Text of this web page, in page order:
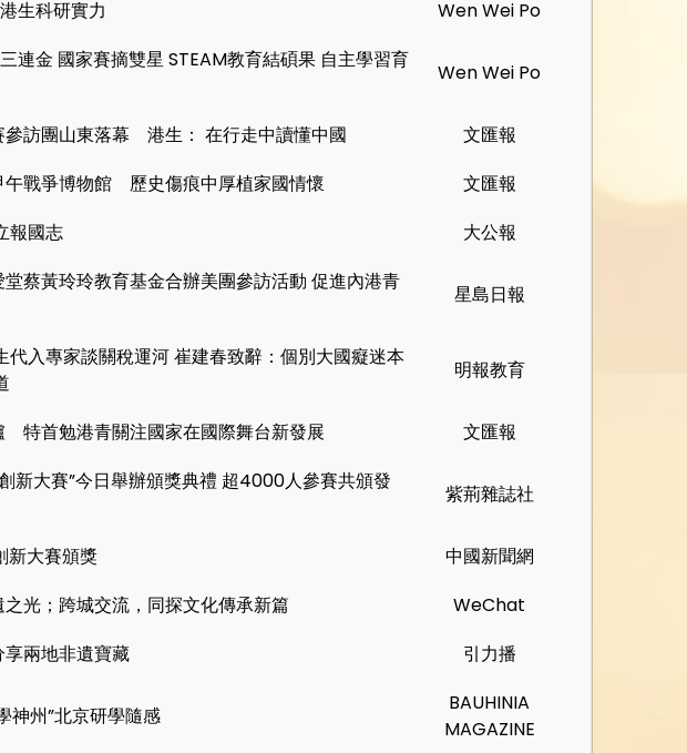
生科研實力 Wen Wei Po
連金 國家賽摘雙星 STEAM教育結碩果 自主學習育
Wen Wei Po
參訪團山東落幕 港生： 在行走中讀懂中國
文匯報
午戰爭博物館 歷史傷痕中厚植家國情懷
文匯報
報國志 大公報
蔡黃玲玲教育基金合辦美團參訪活動 促進內港青
星島日報
代入專家談關稅運河 崔建春致辭：個別大國癡迷本
明報教育
特首勉港青關注國家在國際舞台新發展 文匯報
新大賽”今日舉辦頒獎典禮 超4000人參賽共頒發
紫荊雜誌社
新大賽頒獎
中國新聞網
光；跨城交流，同探文化傳承新篇
WeChat
兩地非遺寶藏 引力播
神州”北京研學隨感
BAUHINIA
MAGAZINE